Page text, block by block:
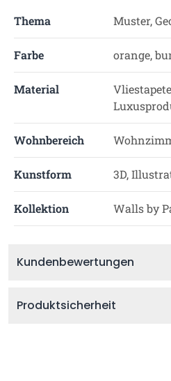
Thema Muster,
Farbe orange,
Material
Wohnbereich
Kunstform 3D,
Kollektion Walls by
Kundenbewertungen
Produktsicherheit